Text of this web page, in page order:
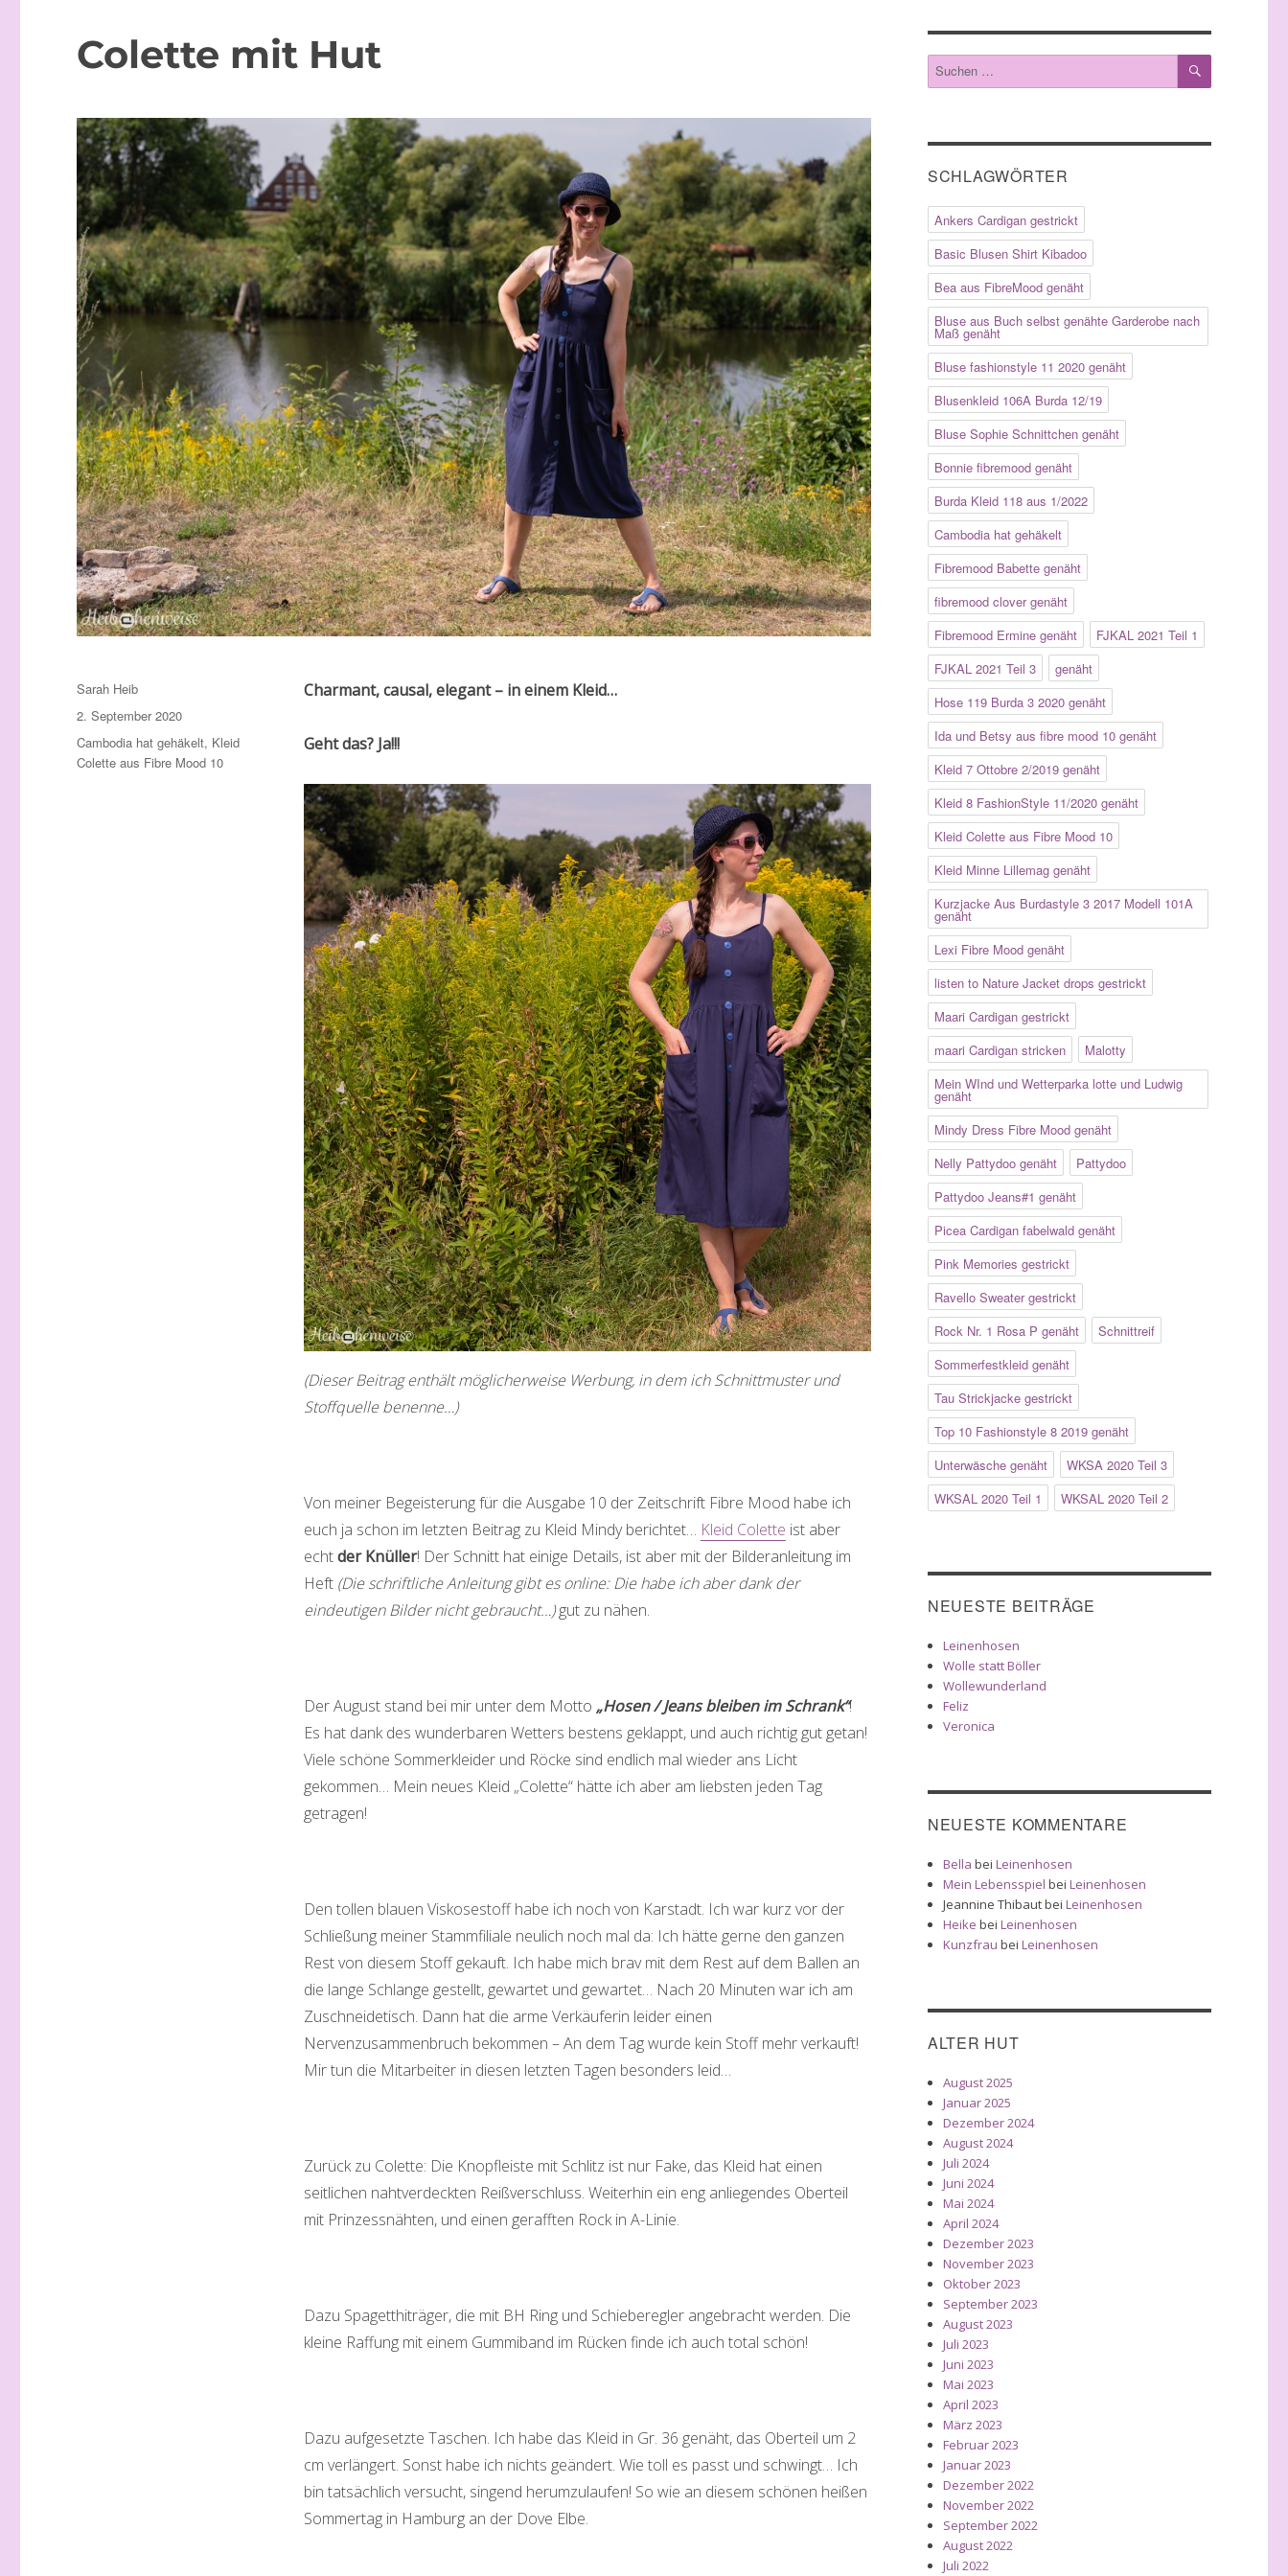
Colette mit Hut
Charmant, causal, elegant – in einem Kleid…
Geht das? Ja!!!
(Dieser Beitrag enthält möglicherweise Werbung, in dem ich Schnittmuster und
Stoffquelle benenne…)
Von meiner Begeisterung für die Ausgabe 10 der Zeitschrift Fibre Mood habe ich
euch ja schon im letzten Beitrag zu Kleid Mindy berichtet… Kleid Colette ist aber
echtder Knüller! Der Schnitt hat einige Details, ist aber mit der Bilderanleitung im
Heft (Die schriftliche Anleitung gibt es online: Die habe ich aber dank der
eindeutigen Bilder nicht gebraucht…)gut zu nähen.
Der August stand bei mir unter dem Motto „Hosen / Jeans bleiben im Schrank“!
Es hat dank des wunderbaren Wetters bestens geklappt, und auch richtig gut getan!
Viele schöne Sommerkleider und Röcke sind endlich mal wieder ans Licht
gekommen… Mein neues Kleid „Colette“ hätte ich aber am liebsten jeden Tag
getragen!
Den tollen blauen Viskosestoff habe ich noch von Karstadt. Ich war kurz vor der
Schließung meiner Stammfiliale neulich noch mal da: Ich hätte gerne den ganzen
Rest von diesem Stoff gekauft. Ich habe mich brav mit dem Rest auf dem Ballen an
die lange Schlange gestellt, gewartet und gewartet… Nach 20 Minuten war ich am
Zuschneidetisch. Dann hat die arme Verkäuferin leider einen
Nervenzusammenbruch bekommen – An dem Tag wurde kein Stoff mehr verkauft!
Mir tun die Mitarbeiter in diesen letzten Tagen besonders leid…
Zurück zu Colette: Die Knopfleiste mit Schlitz ist nur Fake, das Kleid hat einen
seitlichen nahtverdeckten Reißverschluss. Weiterhin ein eng anliegendes Oberteil
mit Prinzessnähten, und einen gerafften Rock in A-Linie.
Dazu Spagetthiträger, die mit BH Ring und Schieberegler angebracht werden. Die
kleine Raffung mit einem Gummiband im Rücken finde ich auch total schön!
Dazu aufgesetzte Taschen. Ich habe das Kleid in Gr. 36 genäht, das Oberteil um 2
cm verlängert. Sonst habe ich nichts geändert. Wie toll es passt und schwingt… Ich
bin tatsächlich versucht, singend herumzulaufen! So wie an diesem schönen heißen
Sommertag in Hamburg an der Dove Elbe.
Autor
Sarah Heib
Veröffentlicht
am
2. September 2020
Schlagwörter
Cambodia hat gehäkelt, Kleid
Colette aus Fibre Mood 10
Suche
nach:
SUCHEN
SCHLAGWÖRTER
Ankers Cardigan gestrickt
Basic Blusen Shirt Kibadoo
Bea aus FibreMood genäht
Bluse aus Buch selbst genähte Garderobe nach
Maß genäht
Bluse fashionstyle 11 2020 genäht
Blusenkleid 106A Burda 12/19
Bluse Sophie Schnittchen genäht
Bonnie fibremood genäht
Burda Kleid 118 aus 1/2022
Cambodia hat gehäkelt
Fibremood Babette genäht
fibremood clover genäht
Fibremood Ermine genäht
FJKAL 2021 Teil 1
FJKAL 2021 Teil 3
genäht
Hose 119 Burda 3 2020 genäht
Ida und Betsy aus fibre mood 10 genäht
Kleid 7 Ottobre 2/2019 genäht
Kleid 8 FashionStyle 11/2020 genäht
Kleid Colette aus Fibre Mood 10
Kleid Minne Lillemag genäht
Kurzjacke Aus Burdastyle 3 2017 Modell 101A
genäht
Lexi Fibre Mood genäht
listen to Nature Jacket drops gestrickt
Maari Cardigan gestrickt
maari Cardigan stricken
Malotty
Mein WInd und Wetterparka lotte und Ludwig
genäht
Mindy Dress Fibre Mood genäht
Nelly Pattydoo genäht
Pattydoo
Pattydoo Jeans#1 genäht
Picea Cardigan fabelwald genäht
Pink Memories gestrickt
Ravello Sweater gestrickt
Rock Nr. 1 Rosa P genäht
Schnittreif
Sommerfestkleid genäht
Tau Strickjacke gestrickt
Top 10 Fashionstyle 8 2019 genäht
Unterwäsche genäht
WKSA 2020 Teil 3
WKSAL 2020 Teil 1
WKSAL 2020 Teil 2
NEUESTE BEITRÄGE
Leinenhosen
Wolle statt Böller
Wollewunderland
Feliz
Veronica
NEUESTE KOMMENTARE
Bella beiLeinenhosen
Mein Lebensspiel beiLeinenhosen
Jeannine ThibautbeiLeinenhosen
Heike beiLeinenhosen
Kunzfrau beiLeinenhosen
ALTER HUT
August 2025
Januar 2025
Dezember 2024
August 2024
Juli 2024
Juni 2024
Mai 2024
April 2024
Dezember 2023
November 2023
Oktober 2023
September 2023
August 2023
Juli 2023
Juni 2023
Mai 2023
April 2023
März 2023
Februar 2023
Januar 2023
Dezember 2022
November 2022
September 2022
August 2022
Juli 2022